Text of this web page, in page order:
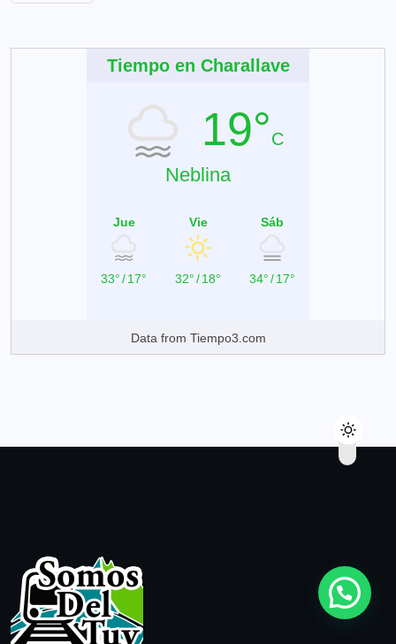
Tiempo en Charallave
19°C
Neblina
Jue
33°/17°
Vie
32°/18°
Sáb
34°/17°
Data from Tiempo3.com